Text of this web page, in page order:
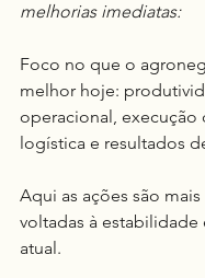
melhorias imediatas:
Foco no que o
melhor hoje:
operacional, execução
logística e resultados
Aqui as ações são mais
voltadas à estabilidade
atual.